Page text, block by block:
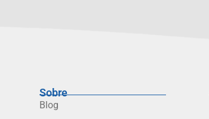
Sobre
Blog